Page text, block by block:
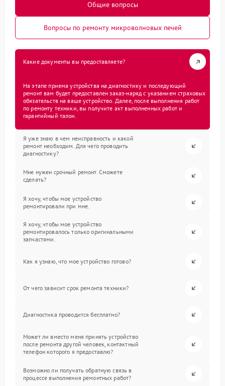
Общие вопросы
Вопросы по ремонту микроволновых печей
Какие документы вы предоставляете?
На этапе приема устройства на диагностику и последующий
ремонт вам будет предоставлен заказ-наряд с указанием страховых
обязательств на ваше устройство. Далее, после выполнения работ
по ремонту техники, вы получите акт выполненных работ и
гарантийный талон.
Я уже знаю в чем неисправность и какой
ремонт необходим. Для чего проводить
диагностику?
Мне нужен срочный ремонт. Сможете
сделать?
Я хочу, чтобы мое устройство
ремонтировали при мне.
Я хочу, чтобы мое устройство
ремонтировалось только оригинальными
запчастями.
Как я узнаю, что мое устройство готово?
От чего зависит срок ремонта техники?
Диагностика проводится бесплатно?
Может ли вместо меня принять устройство
после ремонта другой человек, контактный
телефон которого я предоставлю?
Возможно ли получать обратную связь в
процессе выполнения ремонтных работ?